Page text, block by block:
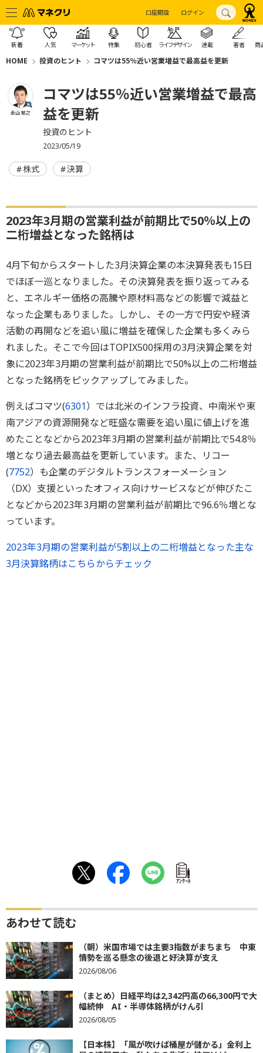
口座開設 ログイン
新着 人気 マーケット 特集 初心者 ライフデザイン 連載 著者 商
HOME 投資のヒント コマツは55％近い営業増益で最高益を更新
金山 敏之
コマツは55％近い営業増益で最高
益を更新
投資のヒント
2023/05/19
株式 決算
2023年3月期の営業利益が前期比で50％以上の
二桁増益となった銘柄は
4月下旬からスタートした3月決算企業の本決算発表も15日
でほぼ一巡となりました。その決算発表を振り返ってみる
と、エネルギー価格の高騰や原材料高などの影響で減益と
なった企業もありました。しかし、その一方で円安や経済
活動の再開などを追い風に増益を確保した企業も多くみら
れました。そこで今回はTOPIX500採用の3月決算企業を対
象に2023年3月期の営業利益が前期比で50%以上の二桁増益
となった銘柄をピックアップしてみました。
例えばコマツ(6301）では北米のインフラ投資、中南米や東
南アジアの資源開発など旺盛な需要を追い風に値上げを進
めたことなどから2023年3月期の営業利益が前期比で54.8％
増となり過去最高益を更新しています。また、リコー
(7752）も企業のデジタルトランスフォーメーション
（DX）支援といったオフィス向けサービスなどが伸びたこ
となどから2023年3月期の営業利益が前期比で96.6％増とな
っています。
2023年3月期の営業利益が5割以上の二桁増益となった主な
3月決算銘柄はこちらからチェック
ｱﾝｹｰﾄ
あわせて読む
（朝）米国市場では主要3指数がまちまち 中東
情勢を巡る懸念の後退と好決算が支え
2026/08/06
（まとめ）日経平均は2,342円高の66,300円で大
幅続伸 AI・半導体銘柄がけん引
2026/08/05
【日本株】「風が吹けば桶屋が儲かる」金利上